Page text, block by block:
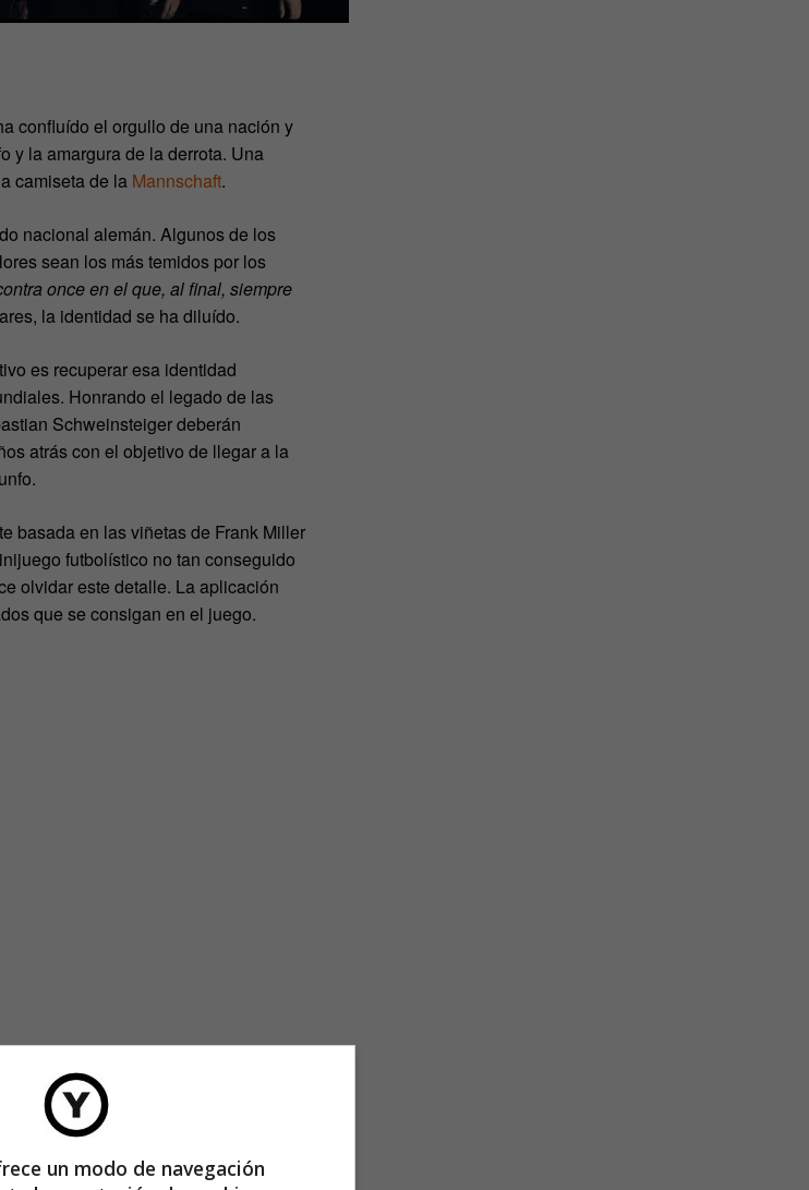
confluído el orgullo de una nación y
y la amargura de la derrota. Una
camiseta de la Mannschaft.
nacional alemán. Algunos de los
sean los más temidos por los
once en el que, al final, siempre
la identidad se ha diluído.
es recuperar esa identidad
Honrando el legado de las
Schweinsteiger deberán
atrás con el objetivo de llegar a la
basada en las viñetas de Frank Miller
futbolístico no tan conseguido
olvidar este detalle. La aplicación
que se consigan en el juego.
un modo de navegación